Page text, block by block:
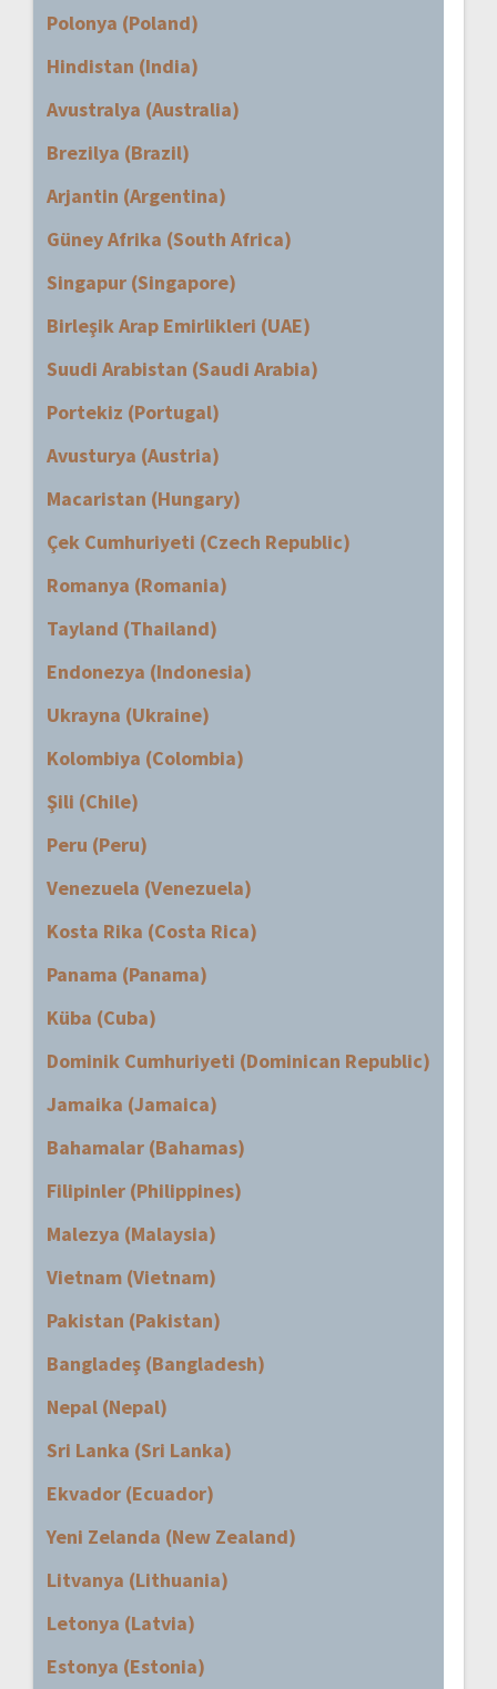
Polonya (Poland)
Hindistan (India)
Avustralya (Australia)
Brezilya (Brazil)
Arjantin (Argentina)
Güney Afrika (South Africa)
Singapur (Singapore)
Birleşik Arap Emirlikleri (UAE)
Suudi Arabistan (Saudi Arabia)
Portekiz (Portugal)
Avusturya (Austria)
Macaristan (Hungary)
Çek Cumhuriyeti (Czech Republic)
Romanya (Romania)
Tayland (Thailand)
Endonezya (Indonesia)
Ukrayna (Ukraine)
Kolombiya (Colombia)
Şili (Chile)
Peru (Peru)
Venezuela (Venezuela)
Kosta Rika (Costa Rica)
Panama (Panama)
Küba (Cuba)
Dominik Cumhuriyeti (Dominican Republic)
Jamaika (Jamaica)
Bahamalar (Bahamas)
Filipinler (Philippines)
Malezya (Malaysia)
Vietnam (Vietnam)
Pakistan (Pakistan)
Bangladeş (Bangladesh)
Nepal (Nepal)
Sri Lanka (Sri Lanka)
Ekvador (Ecuador)
Yeni Zelanda (New Zealand)
Litvanya (Lithuania)
Letonya (Latvia)
Estonya (Estonia)